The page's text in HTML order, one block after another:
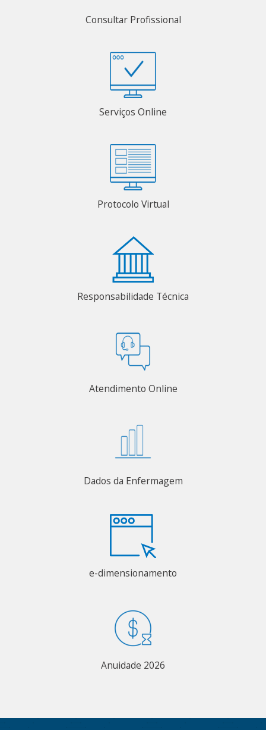
Consultar Profissional
Serviços Online
Protocolo Virtual
Responsabilidade Técnica
Atendimento Online
Dados da Enfermagem
e-dimensionamento
Anuidade 2026